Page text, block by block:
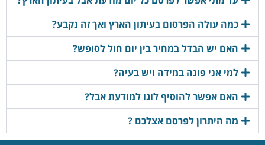
כמה עולה הפרסום בעיתון הארץ ואך זה נקבע?
האם יש הבדל במחיר בין יום חול לסופש?
למי אני פונה במידה ויש בעיה?
האם אפשר להוסיף לוגו למודעת אבל?
מה היתרון לפרסם אצלכם ?